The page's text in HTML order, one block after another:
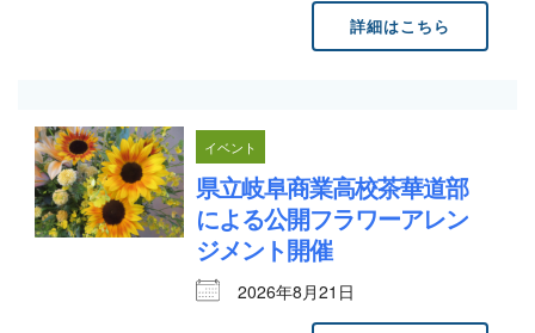
詳細はこちら
イベント
県立岐阜商業高校茶華道部
による公開フラワーアレン
ジメント開催
2026年8月21日